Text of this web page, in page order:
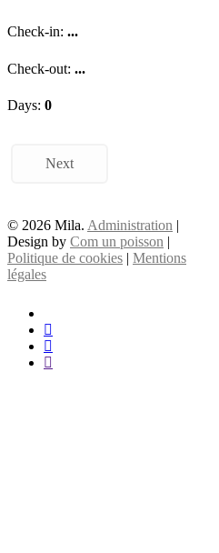
Check-in: ...
Check-out: ...
Days: 0
Next
© 2026 Mila. Administration |
Design by Com un poisson |
Politique de cookies | Mentions
légales
twitter
facebook
instagram
email